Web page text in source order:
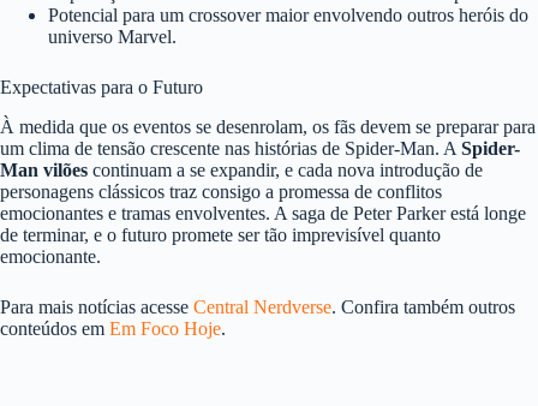
Potencial para um crossover maior envolvendo outros heróis do
universo Marvel.
Expectativas para o Futuro
À medida que os eventos se desenrolam, os fãs devem se preparar para
um clima de tensão crescente nas histórias de Spider-Man. A Spider-
Man vilões continuam a se expandir, e cada nova introdução de
personagens clássicos traz consigo a promessa de conflitos
emocionantes e tramas envolventes. A saga de Peter Parker está longe
de terminar, e o futuro promete ser tão imprevisível quanto
emocionante.
Para mais notícias acesse Central Nerdverse. Confira também outros
conteúdos em Em Foco Hoje.